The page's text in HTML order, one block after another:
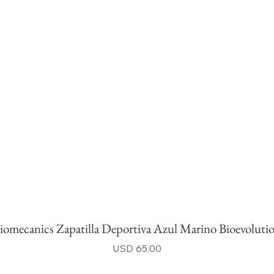
Zapatilla Deportiva Azul Marino
Precio
USD 65.00